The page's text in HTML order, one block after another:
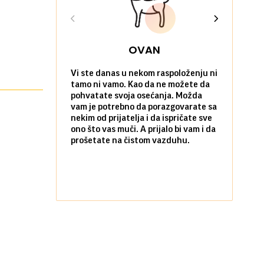
OVAN
Vi ste danas u nekom raspoloženju ni
tamo ni vamo. Kao da ne možete da
pohvatate svoja osećanja. Možda
vam je potrebno da porazgovarate sa
nekim od prijatelja i da ispričate sve
ono što vas muči. A prijalo bi vam i da
prošetate na čistom vazduhu.